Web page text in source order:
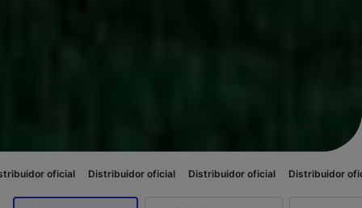
Distribuidor oficial Distribuidor oficial Distribuidor oficial